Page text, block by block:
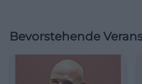
Bevorstehende